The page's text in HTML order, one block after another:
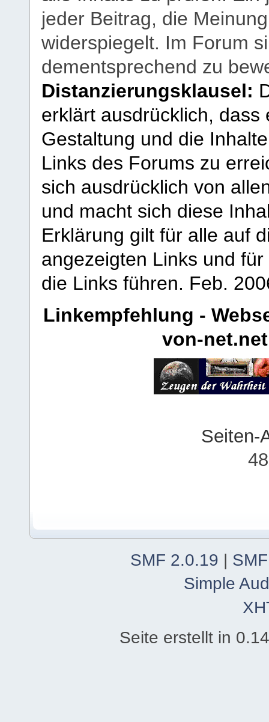
jeder Beitrag, die
widerspiegelt. Im Forum
dementsprechend zu
Distanzierungsklausel:
erklärt ausdrücklich,
Gestaltung und die
Links des Forums zu
sich ausdrücklich von
und macht sich diese
Erklärung gilt für alle auf
angezeigten Links und
die Links führen. Feb.
Linkempfehlung -
von-net.net
Seiten-
SMF 2.0.19 |
Simple
Seite erstellt in